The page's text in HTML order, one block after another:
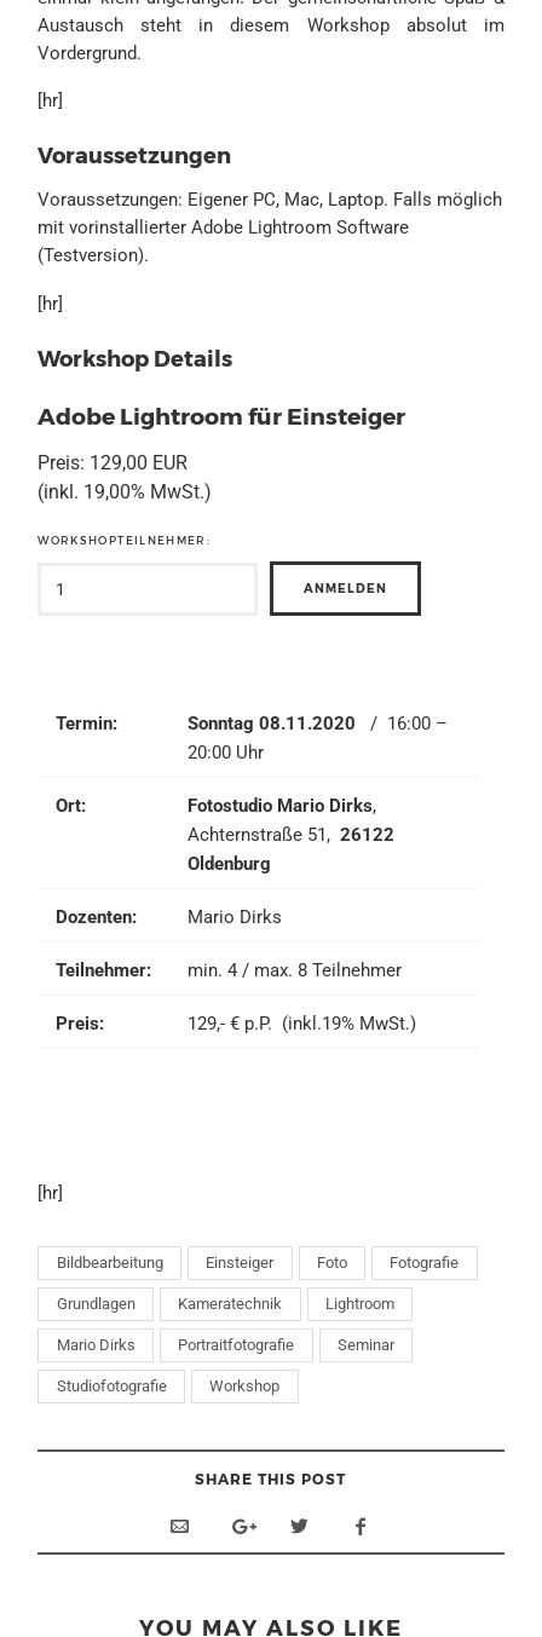
Austausch steht in diesem Workshop absolut im
Vordergrund.
[hr]
Voraussetzungen
Voraussetzungen: Eigener PC, Mac, Laptop. Falls möglich
mit vorinstallierter Adobe Lightroom Software
(Testversion).
[hr]
Workshop Details
Adobe Lightroom für Einsteiger
Preis: 129,00 EUR
(inkl. 19,00% MwSt.)
WORKSHOPTEILNEHMER:
Termin: Sonntag 08.11.2020 / 16:00 –
20:00 Uhr
Ort: Fotostudio Mario Dirks,
Achternstraße 51,26122
Oldenburg
Dozenten: Mario Dirks
Teilnehmer: min. 4 / max. 8 Teilnehmer
Preis: 129,- € p.P. (inkl.19% MwSt.)
[hr]
Bildbearbeitung Einsteiger Foto Fotografie
Grundlagen Kameratechnik Lightroom
Mario Dirks Portraitfotografie Seminar
Studiofotografie Workshop
SHARE THIS POST
YOU MAY ALSO LIKE